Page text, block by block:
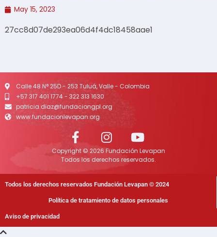
May 15, 2023
27cc8d07de293ea06d4f4dc18458aae1
Calle 48 N° 25D - 253 Tuluá, Valle - Colombia
+57 317 401 1774 - 322 313 1630
patricia.diaz@fundaciongpl.org
www.fundacionlevapan.org
Copyright © 2026 Fundación Levapan
Todos los derechos reservados.
Todos los derechos reservados Fundación Levapan © 2024
Política de tratamiento de datos personales
Aviso de privacidad